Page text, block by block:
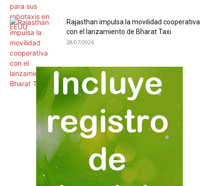
Rajasthan impulsa la movilidad cooperativa
con el lanzamiento de Bharat Taxi
28/07/2026